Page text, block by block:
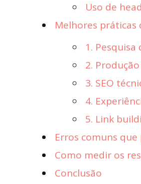
Uso de
Melhores práticas
1.
2.
3. SEO
4.
5. Link
Erros comuns
Como medir os
Conclusão